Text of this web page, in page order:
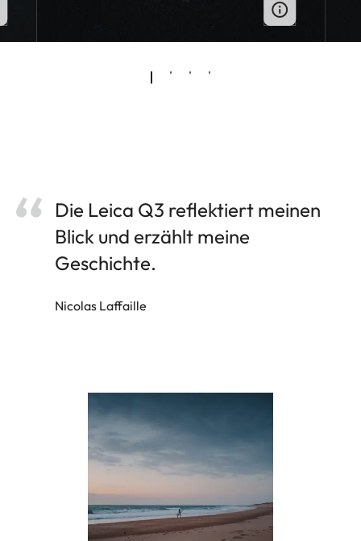
Die Leica Q3 reflektiert meinen
Blick und erzählt meine
Geschichte.
Nicolas Laffaille